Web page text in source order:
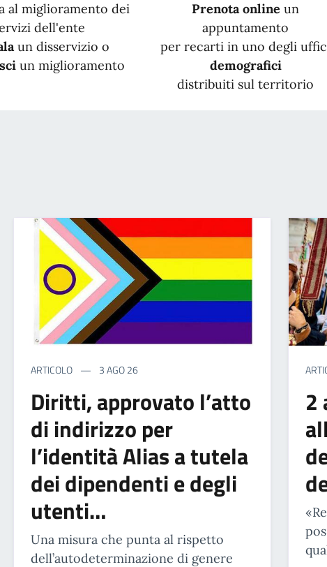
al miglioramento dei
dell'ente
un disservizio o
un miglioramento
Prenota online un
appuntamento
per recarti in uno degli
demografici
distribuiti sul territorio
ARTICOLO 3 AGO 26
Diritti, approvato l’atto
di indirizzo per
l’identità Alias a tutela
dei dipendenti e degli
utenti…
Una misura che punta al rispetto
dell’autodeterminazione di genere
2